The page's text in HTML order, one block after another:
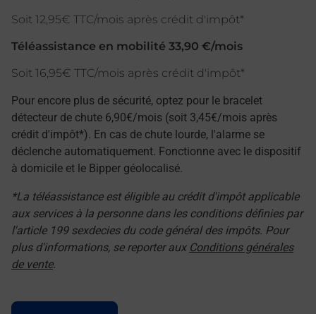
Soit 12,95€ TTC/mois après crédit d'impôt*
Téléassistance en mobilité 33,90 €/mois
Soit 16,95€ TTC/mois après crédit d'impôt*
Pour encore plus de sécurité, optez pour le bracelet
détecteur de chute 6,90€/mois (soit 3,45€/mois après
crédit d'impôt*). En cas de chute lourde, l'alarme se
déclenche automatiquement. Fonctionne avec le dispositif
à domicile et le Bipper géolocalisé.
*La téléassistance est éligible au crédit d'impôt applicable
aux services à la personne dans les conditions définies par
l'article 199 sexdecies du code général des impôts. Pour
plus d'informations, se reporter aux Conditions générales
de vente.
Le lien s'ouvre dans un nouvel onglet